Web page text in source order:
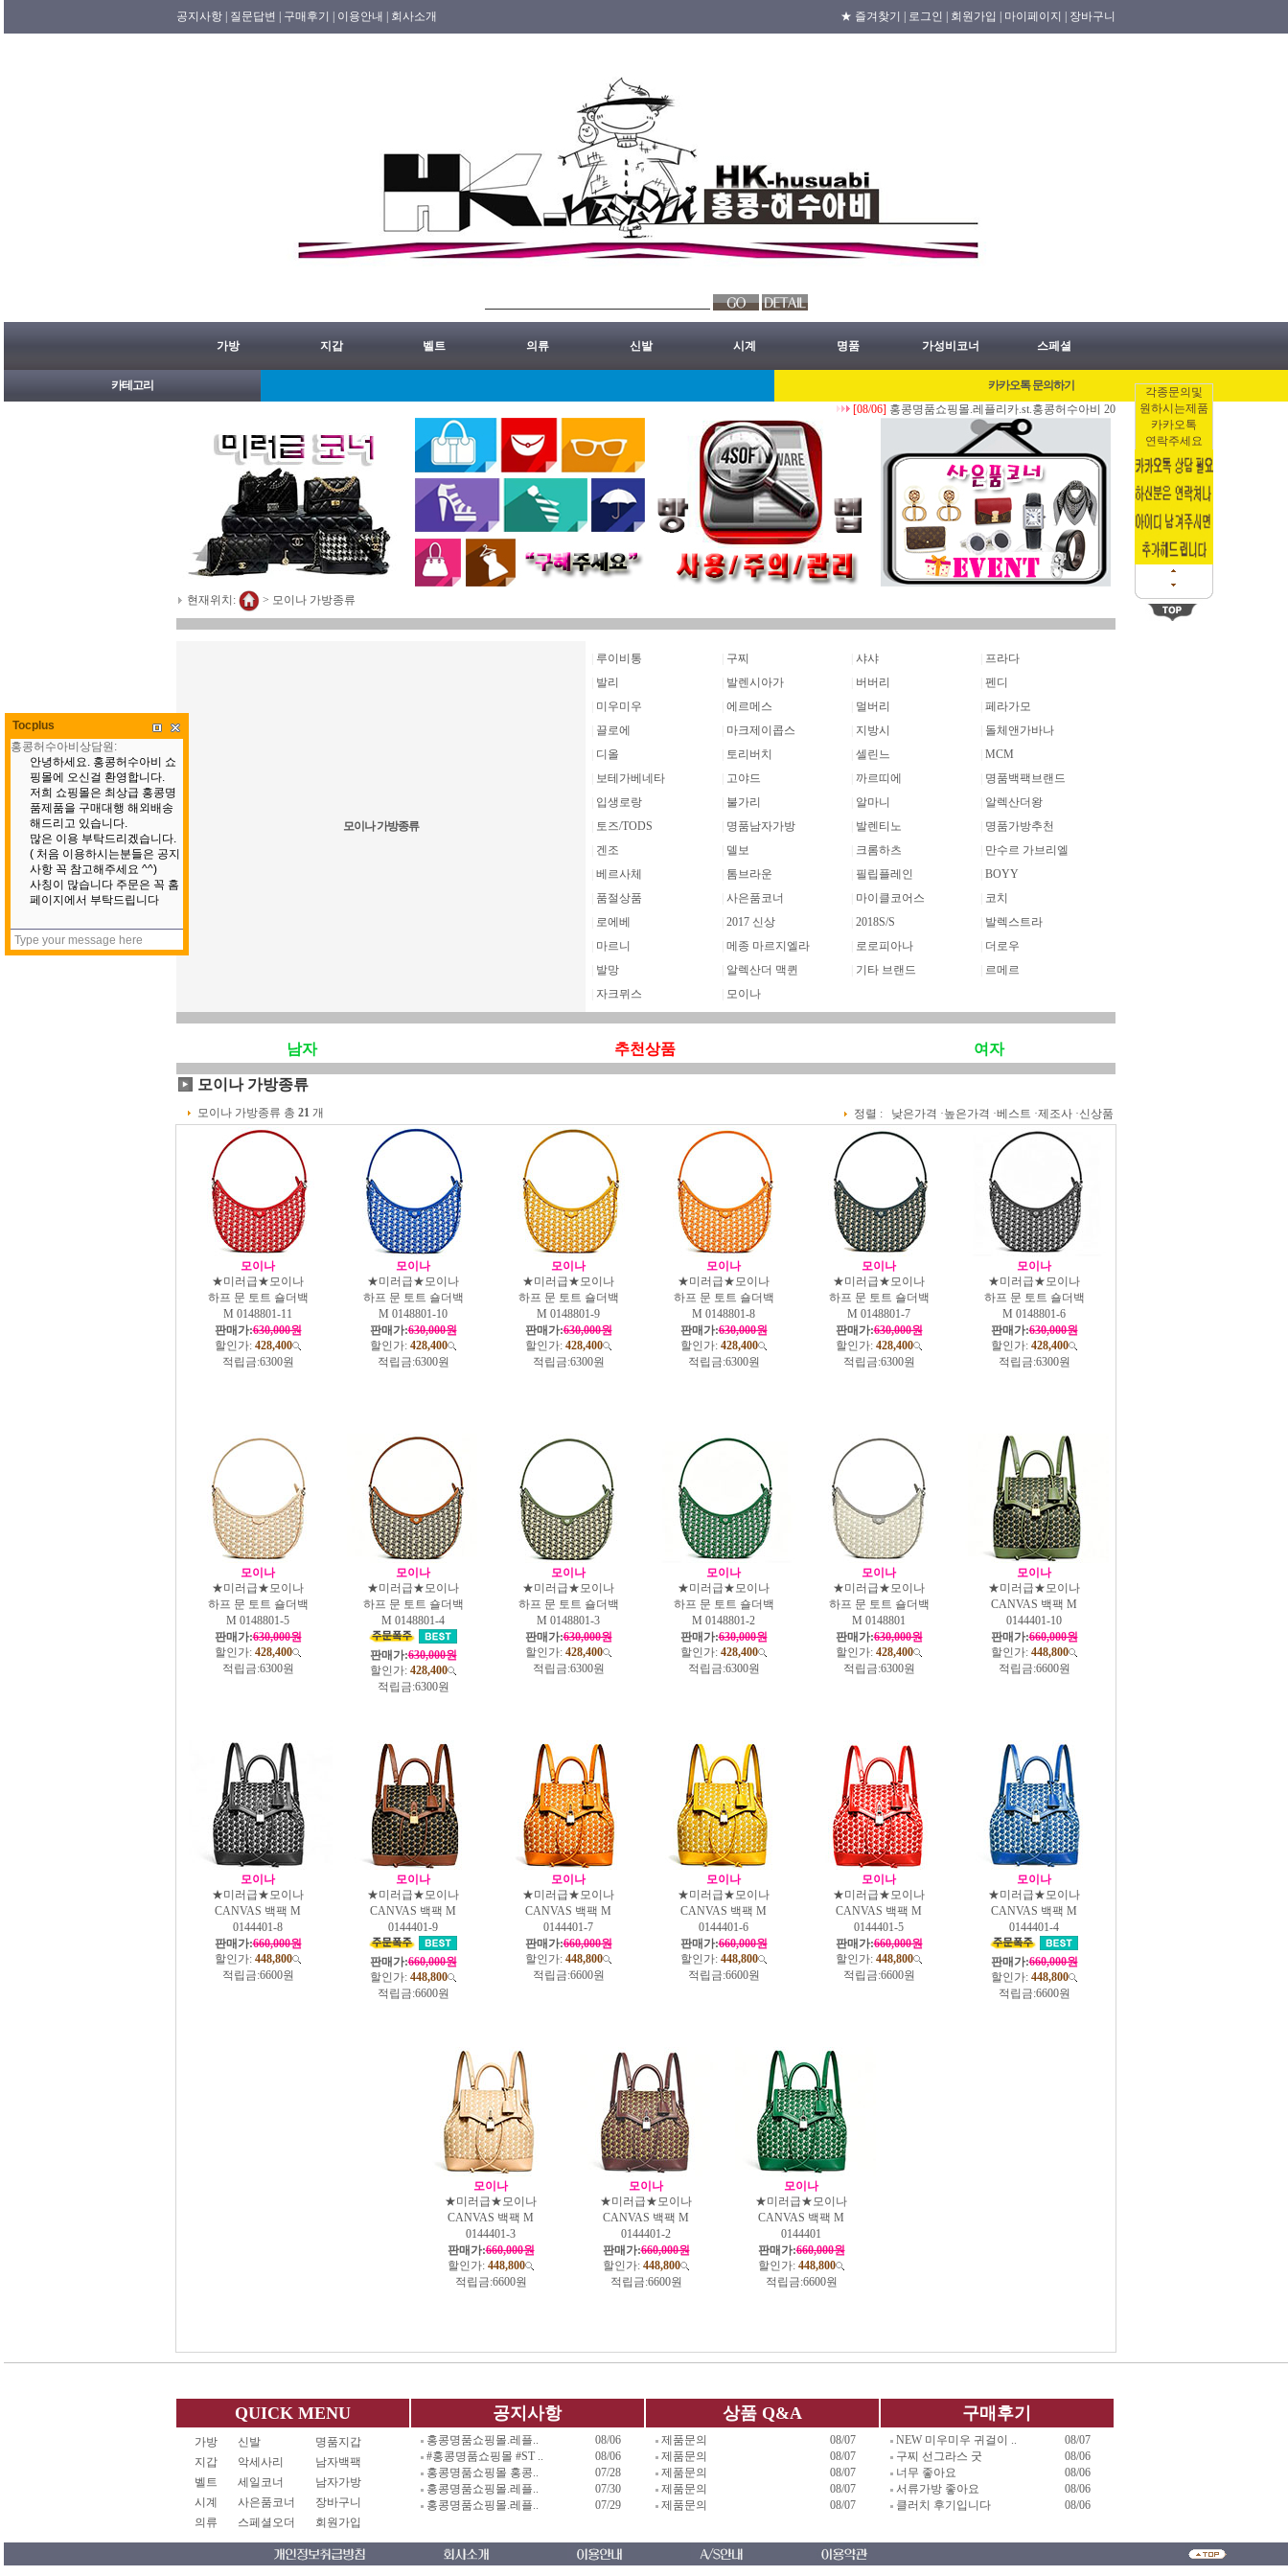
각종문의및
원하시는제품
카카오톡
연락주세요
공지사항 | 질문답변 | 구매후기 | 이용안내 | 회사소개 ★ 즐겨찾기 | 로그인 | 회원가입 | 마이페이지 | 장바구니
가방 지갑 벨트 의류 신발 시계 명품 가성비코너 스페셜
카테고리
카카오톡 문의하기
[08/06]홍콩명품쇼핑몰.레플리카.st.홍콩허수아비 2026년 08월06일 홍콩배송출발 안내 공
현재위치: > 모이나 가방종류
모이나 가방종류
루이비통 구찌 샤샤
프라다
발리 발렌시아가 버버리
펜디
미우미우 에르메스 멀버리
페라가모
끌로에 마크제이콥스 지방시
돌체앤가바나
디올 토리버치 셀린느
MCM
보테가베네타 고야드 까르띠에
명품백팩브랜드
입생로랑 불가리 알마니
알렉산더왕
토즈/TODS 명품남자가방 발렌티노
명품가방추천
겐조 델보 크롬하츠
만수르 가브리엘
베르사체 톰브라운 필립플레인
BOYY
품절상품 사은품코너 마이클코어스
코치
로에베 2017 신상 2018S/S
발렉스트라
마르니 메종 마르지엘라 로로피아나
더로우
발망 알렉산더 맥퀸 기타 브랜드
르메르
자크뮈스 모이나
남자 추천상품 여자
모이나 가방종류
모이나 가방종류 총 21 개 정렬 : 낮은가격 ·높은가격 ·베스트 ·제조사 ·신상품
모이나
★미러급★모이나
하프 문 토트 숄더백
M 0148801-11
판매가:630,000원
할인가: 428,400
적립금:6300원
모이나
★미러급★모이나
하프 문 토트 숄더백
M 0148801-10
판매가:630,000원
할인가: 428,400
적립금:6300원
모이나
★미러급★모이나
하프 문 토트 숄더백
M 0148801-9
판매가:630,000원
할인가: 428,400
적립금:6300원
모이나
★미러급★모이나
하프 문 토트 숄더백
M 0148801-8
판매가:630,000원
할인가: 428,400
적립금:6300원
모이나
★미러급★모이나
하프 문 토트 숄더백
M 0148801-7
판매가:630,000원
할인가: 428,400
적립금:6300원
모이나
★미러급★모이나
하프 문 토트 숄더백
M 0148801-6
판매가:630,000원
할인가: 428,400
적립금:6300원
모이나
★미러급★모이나
하프 문 토트 숄더백
M 0148801-5
판매가:630,000원
할인가: 428,400
적립금:6300원
모이나
★미러급★모이나
하프 문 토트 숄더백
M 0148801-4
판매가:630,000원
할인가: 428,400
적립금:6300원
모이나
★미러급★모이나
하프 문 토트 숄더백
M 0148801-3
판매가:630,000원
할인가: 428,400
적립금:6300원
모이나
★미러급★모이나
하프 문 토트 숄더백
M 0148801-2
판매가:630,000원
할인가: 428,400
적립금:6300원
모이나
★미러급★모이나
하프 문 토트 숄더백
M 0148801
판매가:630,000원
할인가: 428,400
적립금:6300원
모이나
★미러급★모이나
CANVAS 백팩 M
0144401-10
판매가:660,000원
할인가: 448,800
적립금:6600원
모이나
★미러급★모이나
CANVAS 백팩 M
0144401-8
판매가:660,000원
할인가: 448,800
적립금:6600원
모이나
★미러급★모이나
CANVAS 백팩 M
0144401-9
판매가:660,000원
할인가: 448,800
적립금:6600원
모이나
★미러급★모이나
CANVAS 백팩 M
0144401-7
판매가:660,000원
할인가: 448,800
적립금:6600원
모이나
★미러급★모이나
CANVAS 백팩 M
0144401-6
판매가:660,000원
할인가: 448,800
적립금:6600원
모이나
★미러급★모이나
CANVAS 백팩 M
0144401-5
판매가:660,000원
할인가: 448,800
적립금:6600원
모이나
★미러급★모이나
CANVAS 백팩 M
0144401-4
판매가:660,000원
할인가: 448,800
적립금:6600원
모이나
★미러급★모이나
CANVAS 백팩 M
0144401-3
판매가:660,000원
할인가: 448,800
적립금:6600원
모이나
★미러급★모이나
CANVAS 백팩 M
0144401-2
판매가:660,000원
할인가: 448,800
적립금:6600원
모이나
★미러급★모이나
CANVAS 백팩 M
0144401
판매가:660,000원
할인가: 448,800
적립금:6600원
QUICK MENU
가방 신발
명품지갑
지갑
악세사리
남자백팩
벨트
세일코너
남자가방
시계
사은품코너
장바구니
의류
스페셜오더 회원가입
공지사항
홍콩명품쇼핑몰.레플..
08/06
#홍콩명품쇼핑몰 #ST ..
08/06
홍콩명품쇼핑몰 홍콩..
07/28
홍콩명품쇼핑몰.레플..
07/30
홍콩명품쇼핑몰.레플..
07/29
상품 Q&A
제품문의
08/07
제품문의
08/07
제품문의
08/07
제품문의
08/07
제품문의
08/07
구매후기
NEW 미우미우 귀걸이 ..
08/07
구찌 선그라스 굿
08/06
너무 좋아요
08/06
서류가방 좋아요
08/06
클러치 후기입니다
08/06
Tocplus